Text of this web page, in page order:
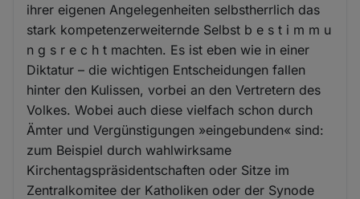
ihrer eigenen Angelegenheiten selbstherrlich das
stark kompetenzerweiternde Selbst b e s t i m m u
n g s r e c h t machten. Es ist eben wie in einer
Diktatur – die wichtigen Entscheidungen fallen
hinter den Kulissen, vorbei an den Vertretern des
Volkes. Wobei auch diese vielfach schon durch
Ämter und Vergünstigungen »eingebunden« sind:
zum Beispiel durch wahlwirksame
Kirchentagspräsidentschaften oder Sitze im
Zentralkomitee der Katholiken oder der Synode